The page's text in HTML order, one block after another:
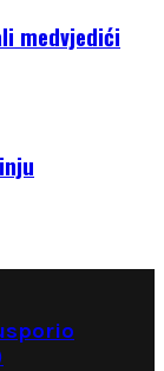
medvjedići